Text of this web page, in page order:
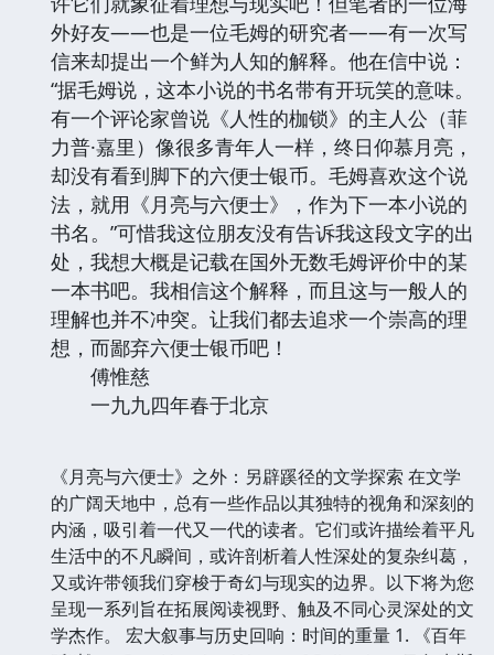
外好友——也是一位毛姆的研究者——有一次写
信来却提出一个鲜为人知的解释。他在信中说：
“据毛姆说，这本小说的书名带有开玩笑的意味。
有一个评论家曾说《人性的枷锁》的主人公（菲
力普·嘉里）像很多青年人一样，终日仰慕月亮，
却没有看到脚下的六便士银币。毛姆喜欢这个说
法，就用《月亮与六便士》，作为下一本小说的
书名。”可惜我这位朋友没有告诉我这段文字的出
处，我想大概是记载在国外无数毛姆评价中的某
一本书吧。我相信这个解释，而且这与一般人的
理解也并不冲突。让我们都去追求一个崇高的理
想，而鄙弃六便士银币吧！
傅惟慈
一九九四年春于北京
《月亮与六便士》之外：另辟蹊径的文学探索 在文学
的广阔天地中，总有一些作品以其独特的视角和深刻的
内涵，吸引着一代又一代的读者。它们或许描绘着平凡
生活中的不凡瞬间，或许剖析着人性深处的复杂纠葛，
又或许带领我们穿梭于奇幻与现实的边界。以下将为您
呈现一系列旨在拓展阅读视野、触及不同心灵深处的文
学杰作。 宏大叙事与历史回响：时间的重量 1. 《百年